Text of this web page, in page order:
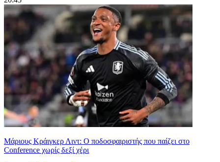
Μάριους Κράιγκερ Λιντ: Ο ποδοσφαιριστής που παίζει στο
Conference χωρίς δεξί χέρι